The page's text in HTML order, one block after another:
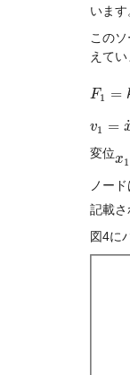
いま
この
えて
F1 =
F1 =k⋅ x
v1 =
v1 =x˙ 1
変位x1
x1
ノー
記載
図4に